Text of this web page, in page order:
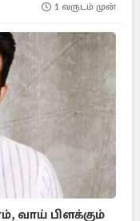
1 வருடம் முன்
வாய் பிளக்கும்